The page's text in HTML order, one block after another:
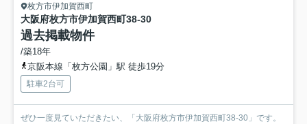
枚方市伊加賀西町
大阪府枚方市伊加賀西町38-30
過去掲載物件
/築18年
京阪本線「枚方公園」駅 徒歩19分
駐車2台可
ぜひ一度見ていただきたい、「大阪府枚方市伊加賀西町38-30」です。